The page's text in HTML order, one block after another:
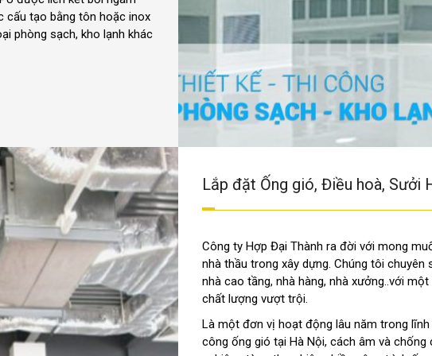
cấu tạo bằng tôn hoặc inox
phòng sạch, kho lạnh khác
Lắp đặt Ống gió, Điều hoà, Sưởi
Công ty Hợp Đại Thành ra đời với mong
nhà thầu trong xây dựng. Chúng tôi
nhà cao tầng, nhà hàng, nhà xưởng..với
chất lượng vượt trội.
Là một đơn vị hoạt động lâu năm trong
công ống gió tại Hà Nội, cách âm và chống